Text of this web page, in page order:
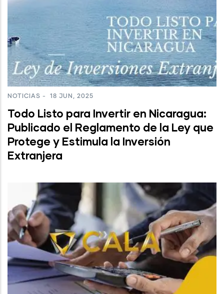
NOTICIAS - 18 JUN, 2025
Todo Listo para Invertir en Nicaragua:
Publicado el Reglamento de la Ley que
Protege y Estimula la Inversión
Extranjera